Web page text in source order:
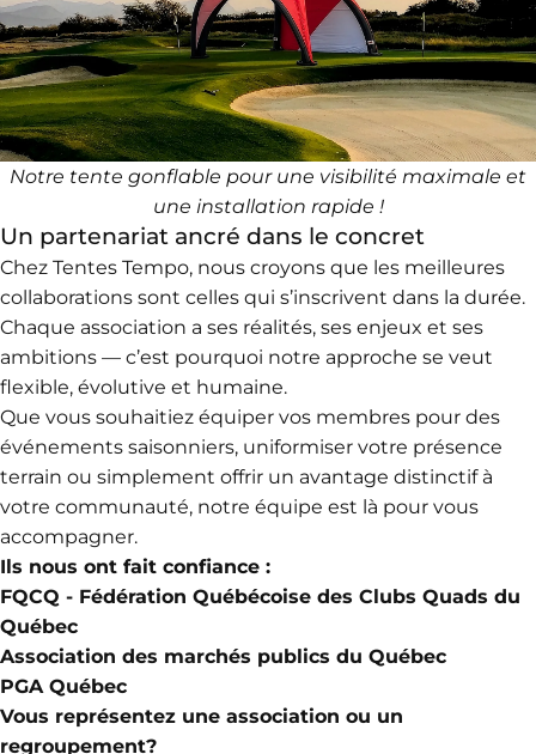
Notre tente gonflable pour une visibilité maximale et
une installation rapide !
Un partenariat ancré dans le concret
Chez Tentes Tempo, nous croyons que les meilleures
collaborations sont celles qui s’inscrivent dans la durée.
Chaque association a ses réalités, ses enjeux et ses
ambitions — c’est pourquoi notre approche se veut
flexible, évolutive et humaine.
Que vous souhaitiez équiper vos membres pour des
événements saisonniers, uniformiser votre présence
terrain ou simplement offrir un avantage distinctif à
votre communauté, notre équipe est là pour vous
accompagner.
Ils nous ont fait confiance :
FQCQ - Fédération Québécoise des Clubs Quads du
Québec
Association des marchés publics du Québec
PGA Québec
Vous représentez une association ou un
regroupement?